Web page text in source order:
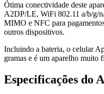
Ótima conectividade deste
A2DP/LE, WiFi 802.11 a/b/g/
MIMO e NFC para
outros dispositivos.
Incluindo a bateria, o celular
gramas e é um aparelho muito
Especificações do